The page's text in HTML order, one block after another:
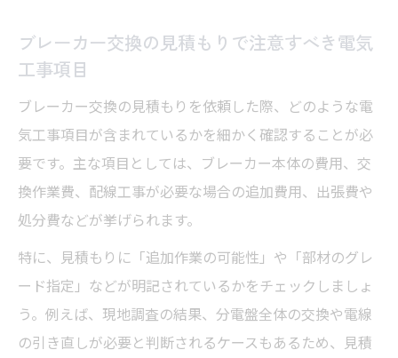
ブレーカー交換の見積もりで注意すべき電気
工事項目
ブレーカー交換の見積もりを依頼した際、どのような電
気工事項目が含まれているかを細かく確認することが必
要です。主な項目としては、ブレーカー本体の費用、交
換作業費、配線工事が必要な場合の追加費用、出張費や
処分費などが挙げられます。
特に、見積もりに「追加作業の可能性」や「部材のグレ
ード指定」などが明記されているかをチェックしましょ
う。例えば、現地調査の結果、分電盤全体の交換や電線
の引き直しが必要と判断されるケースもあるため、見積